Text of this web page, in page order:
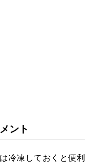
ント
冷凍しておくと便